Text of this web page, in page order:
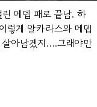
메뎁 패로 끝남. 하
렇게 알카라스와 메뎁
아남겠지….그래야만